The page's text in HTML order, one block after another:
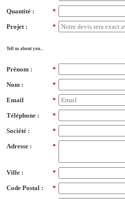
*
Quantité :
*
Projet :
Tell us about you...
*
Prénom :
*
Nom :
*
Email
*
Téléphone :
*
Société :
*
Adresse :
*
Ville :
*
Code Postal :